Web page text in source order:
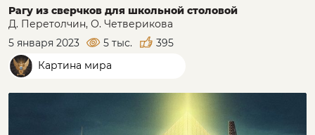
Рагу из сверчков для школьной столовой
Д. Перетолчин, О. Четверикова
5 января 2023
5 тыс.
395
Картина мира